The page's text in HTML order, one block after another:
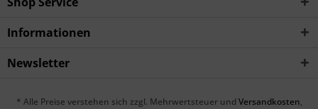
Informationen
Newsletter
* Alle Preise verstehen sich zzgl. Mehrwertsteuer und Versandkosten,